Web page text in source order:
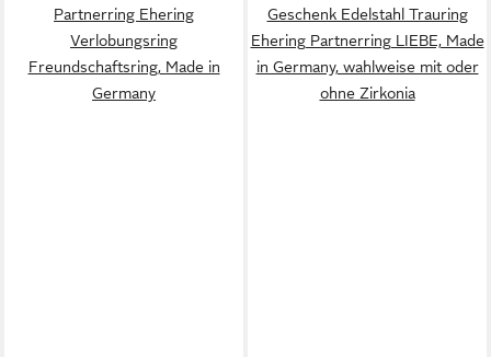
Partnerring Ehering
Verlobungsring
Freundschaftsring, Made in
Germany
Geschenk Edelstahl Trauring
Ehering Partnerring LIEBE, Made
in Germany, wahlweise mit oder
ohne Zirkonia